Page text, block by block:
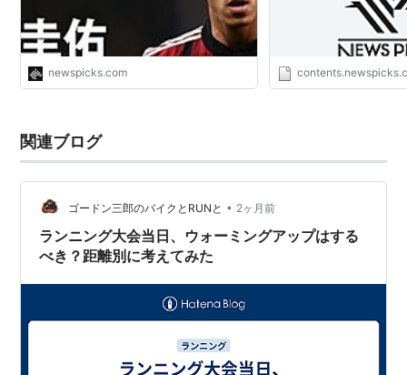
newspicks.com
関連ブログ
ゴードン三郎のバイクとRUNと • 2ヶ月前
ランニング大会当日、ウォーミングアップはする
べき？距離別に考えてみた